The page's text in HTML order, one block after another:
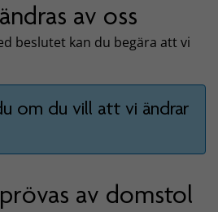
av oss
beslutet kan du begära att vi
om du vill att vi ändrar
av domstol